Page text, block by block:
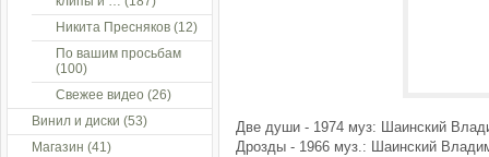
Две души - 1974 муз: Шаинский
Дрозды - 1966 муз.: Шаинский
Никита Пресняков (12)
По вашим просьбам
(100)
Свежее видео (26)
Винил и диски (53)
Магазин (41)